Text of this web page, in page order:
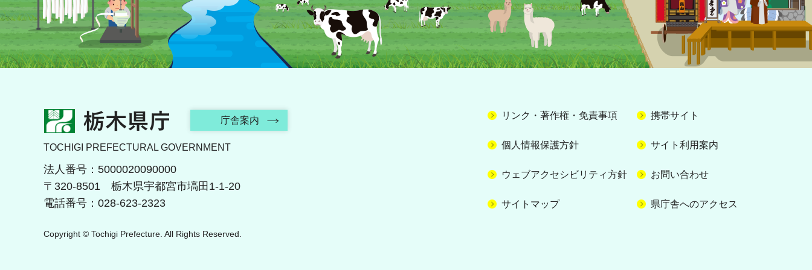
栃木県庁 庁舎案内
TOCHIGI PREFECTURAL GOVERNMENT
法人番号：5000020090000
〒320-8501 栃木県宇都宮市塙田1-1-20
電話番号：028-623-2323
リンク・著作権・免責事項 携帯サイト
個人情報保護方針 サイト利用案内
ウェブアクセシビリティ方針 お問い合わせ
サイトマップ 県庁舎へのアクセス
Copyright © Tochigi Prefecture. All Rights Reserved.